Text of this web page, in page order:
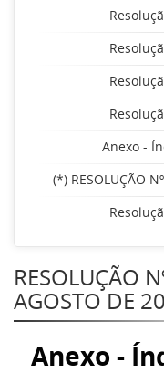
Anexo -
(*) RESOLUÇÃO
RESOLUÇÃO
AGOSTO DE
Anexo -